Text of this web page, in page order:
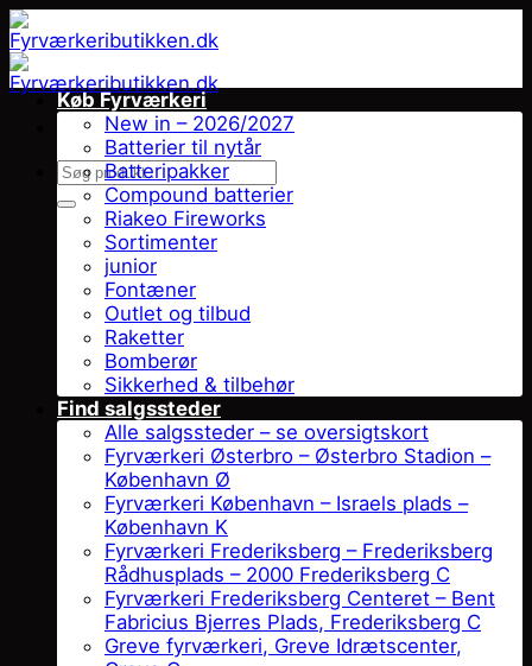
Fortsæt
til
indhold
Søg
efter:
Køb Fyrværkeri
New in – 2026/2027
Batterier til nytår
Batteripakker
Compound batterier
Riakeo Fireworks
Sortimenter
junior
Fontæner
Outlet og tilbud
Raketter
Bomberør
Sikkerhed & tilbehør
Find salgssteder
Alle salgssteder – se oversigtskort
Fyrværkeri Østerbro – Østerbro Stadion –
København Ø
Fyrværkeri København – Israels plads –
København K
Fyrværkeri Frederiksberg – Frederiksberg
Rådhusplads – 2000 Frederiksberg C
Fyrværkeri Frederiksberg Centeret – Bent
Fabricius Bjerres Plads, Frederiksberg C
Greve fyrværkeri, Greve Idrætscenter,